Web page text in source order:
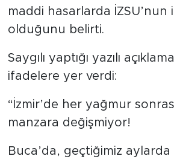
maddi hasarlarda İZSU’nun
olduğunu belirti.
Saygılı yaptığı yazılı
ifadelere yer verdi:
“İzmir’de her yağmur sonrası
manzara değişmiyor!
Buca’da, geçtiğimiz aylarda